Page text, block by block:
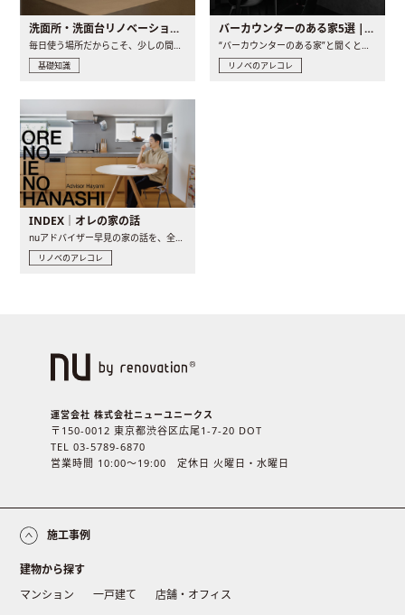
洗面所・洗面台リノベーションの事例と間取りアイデア
毎日使う場所だからこそ、少しの間取りの工夫や素材の選び方で..
基礎知識
バーカウンターのある家5選 | 日常に馴染む“距離の近い”キッチンとは
“バーカウンターのある家”と聞くと、少し特別な、大人のための..
リノベのアレコレ
INDEX｜オレの家の話
リノベのアレコレ
運営会社 株式会社ニューユニークス
〒150-0012 東京都渋谷区広尾1-7-20 DOT
TEL 03-5789-6870
営業時間 10:00〜19:00 定休日 火曜日・水曜日
施工事例
建物から探す
マンション
一戸建て 店舗・オフィス